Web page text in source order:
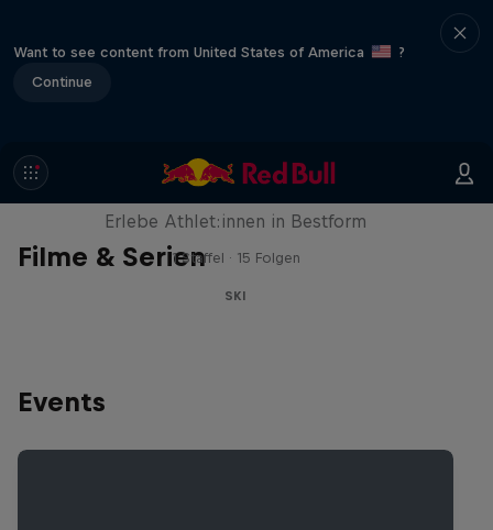
Want to see content from United States of America
?
Continue
Filme & Serien
Winter Heroes
Erlebe Athlet:innen in Bestform
1 Staffel · 15 Folgen
SKI
Events